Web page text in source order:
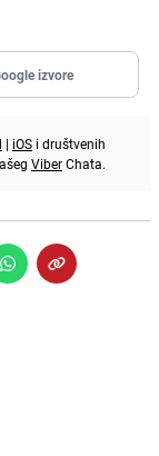
izvore
| iOS i društvenih
ViberChata.